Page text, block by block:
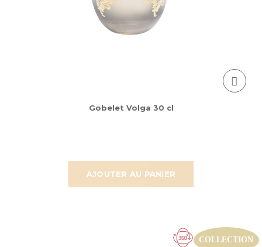
AJOUTER AU PANIER
Gobelet Volga 30 cl